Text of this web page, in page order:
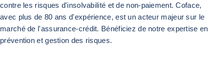
contre les risques d'insolvabilité et de non-paiement. Coface,
avec plus de 80 ans d'expérience, est un acteur majeur sur le
marché de l'assurance-crédit. Bénéficiez de notre expertise en
prévention et gestion des risques.